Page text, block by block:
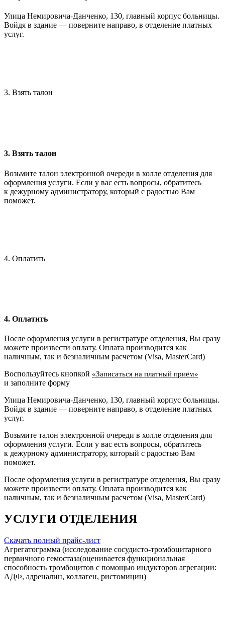
Улица Немировича-Данченко, 130, главный корпус больницы.
Войдя в здание — поверните направо, в отделение платных
услуг.
3. Взять талон
3. Взять талон
Возьмите талон электронной очереди в холле отделения для
оформления услуги. Если у вас есть вопросы, обратитесь
к дежурному администратору, который с радостью Вам
поможет.
4. Оплатить
4. Оплатить
После оформления услуги в регистратуре отделения, Вы сразу
можете произвести оплату. Оплата производится как
наличным, так и безналичным расчетом (Visa, MasterCard)
Воспользуйтесь кнопкой «Записаться на платный приём»
и заполните форму
Улица Немировича-Данченко, 130, главный корпус больницы.
Войдя в здание — поверните направо, в отделение платных
услуг.
Возьмите талон электронной очереди в холле отделения для
оформления услуги. Если у вас есть вопросы, обратитесь
к дежурному администратору, который с радостью Вам
поможет.
После оформления услуги в регистратуре отделения, Вы сразу
можете произвести оплату. Оплата производится как
наличным, так и безналичным расчетом (Visa, MasterCard)
УСЛУГИ ОТДЕЛЕНИЯ
Скачать полный прайс-лист
Агрегатограмма (исследование сосудисто-тромбоцитарного
первичного гемостаза(оценивается функциональная
способность тромбоцитов с помощью индукторов агрегации:
АДФ, адреналин, коллаген, ристомицин)